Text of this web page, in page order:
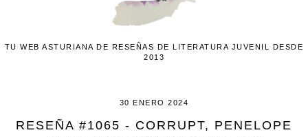
TU WEB ASTURIANA DE RESEÑAS DE LITERATURA JUVENIL DESDE
2013
30 ENERO 2024
RESEÑA #1065 - CORRUPT, PENELOPE